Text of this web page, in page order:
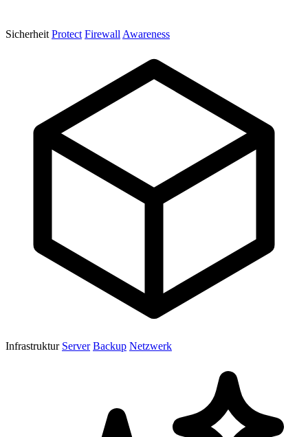
Sicherheit Protect Firewall Awareness
Infrastruktur Server Backup Netzwerk